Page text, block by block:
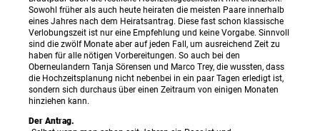
Sowohl früher als auch heute heiraten die meisten Paare innerhalb
eines Jahres nach dem Heiratsantrag. Diese fast schon klassische
Verlobungszeit ist nur eine Empfehlung und keine Vorgabe. Sinnvoll
sind die zwölf Monate aber auf jeden Fall, um ausreichend Zeit zu
haben für alle nötigen Vorbereitungen. So auch bei den
Oberneulandern Tanja Sörensen und Marco Trey, die wussten, dass
die Hochzeitsplanung nicht nebenbei in ein paar Tagen erledigt ist,
sondern sich durchaus über einen Zeitraum von einigen Monaten
hinziehen kann.
Der Antrag.